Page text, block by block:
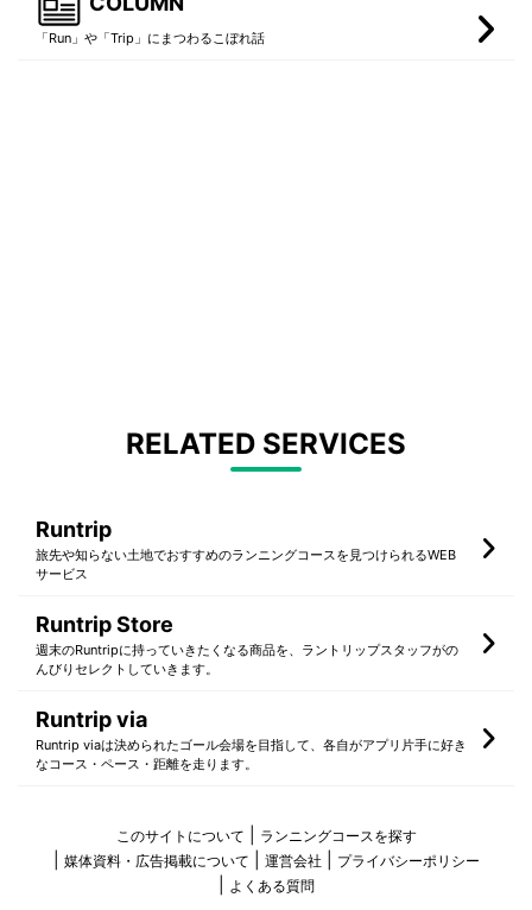
「Run」や「Trip」にまつわるこぼれ話
RELATED SERVICES
Runtrip
旅先や知らない土地でおすすめのランニングコースを見つけられるWEB
サービス
Runtrip Store
週末のRuntripに持っていきたくなる商品を、ラントリップスタッフがの
んびりセレクトしていきます。
Runtrip via
Runtrip viaは決められたゴール会場を目指して、各自がアプリ片手に好き
なコース・ペース・距離を走ります。
このサイトについて
ランニングコースを探す
媒体資料・広告掲載について
運営会社
プライバシーポリシー
よくある質問